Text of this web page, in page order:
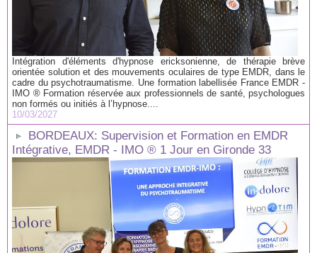
Intégration d'éléments d'hypnose ericksonienne, de thérapie brève
orientée solution et des mouvements oculaires de type EMDR, dans le
cadre du psychotraumatisme. Une formation labellisée France EMDR -
IMO ® Formation réservée aux professionnels de santé, psychologues
non formés ou initiés à l’hypnose....
10/03/2027
BORDEAUX: Supervision et Formation en EMDR
Intégrative, EMDR - IMO ® 1 Jour en Gironde 33